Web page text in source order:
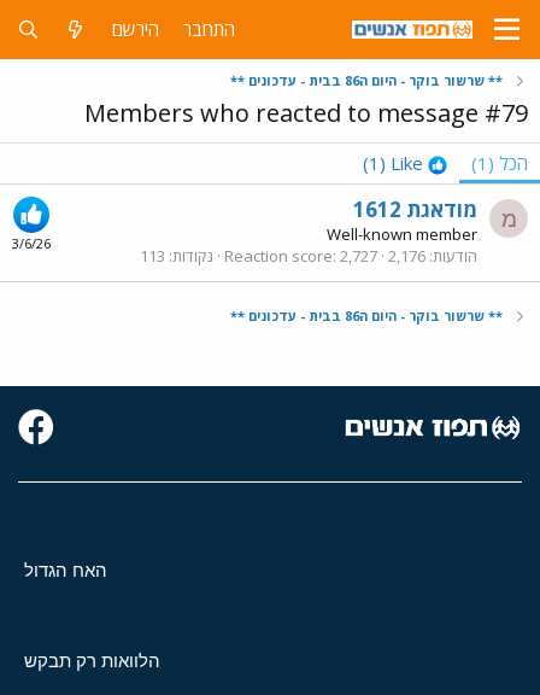
התחבר הירשם
** שרשור בוקר - היום ה86 בבית - עדכונים **
Members who reacted to message #79
הכל (1)
Like
(1)
מ
3/6/26
מודאגת 1612
Well-known member
הודעות 2,176
Reaction score 2,727 נקודות 113
** שרשור בוקר - היום ה86 בבית - עדכונים **
האח הגדול
הלוואות רק תבקש